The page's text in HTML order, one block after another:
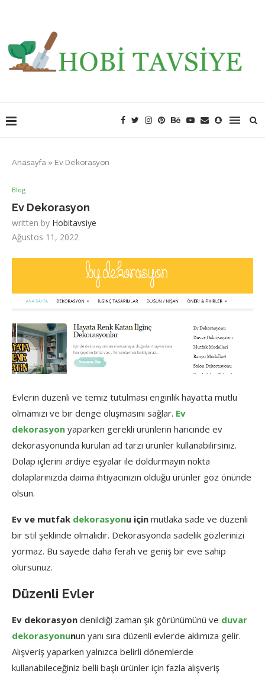
Anasayfa » Ev Dekorasyon
Blog
Ev Dekorasyon
written by Hobitavsiye
Ağustos 11, 2022
Evlerin düzenli ve temiz tutulması enginlik hayatta mutlu
olmamızı ve bir denge oluşmasını sağlar. Ev
dekorasyon yaparken gerekli ürünlerin haricinde ev
dekorasyonunda kurulan ad tarzı ürünler kullanabilirsiniz.
Dolap içlerini ardiye eşyalar ile doldurmayın nokta
dolaplarınızda daima ihtiyacınızın olduğu ürünler göz önünde
olsun.
Ev ve mutfak dekorasyonu için mutlaka sade ve düzenli
bir stil şeklinde olmalıdır. Dekorasyonda sadelik gözlerinizi
yormaz. Bu sayede daha ferah ve geniş bir eve sahip
olursunuz.
Düzenli Evler
Ev dekorasyon denildiği zaman şık görünümünü ve duvar
dekorasyonunun yanı sıra düzenli evlerde aklımıza gelir.
Alışveriş yaparken yalnızca belirli dönemlerde
kullanabileceğiniz belli başlı ürünler için fazla alışveriş